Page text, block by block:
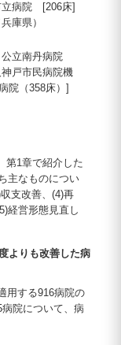
立病院 [206床]
庫県）
立南丹病院
戸市民病院機
院（358床）]
第1章で紹介した
主なものについ
支改善、(4)再
経営形態見直し
よりも改善した病
用する916病院の
院について、病